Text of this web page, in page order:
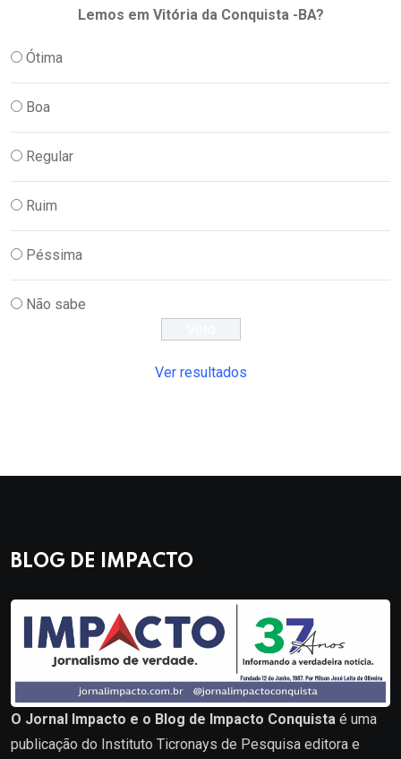
Lemos em Vitória da Conquista -BA?
Ótima
Boa
Regular
Ruim
Péssima
Não sabe
Ver resultados
BLOG DE IMPACTO
O Jornal Impacto e o Blog de Impacto Conquista é uma
publicação do Instituto Ticronays de Pesquisa editora e